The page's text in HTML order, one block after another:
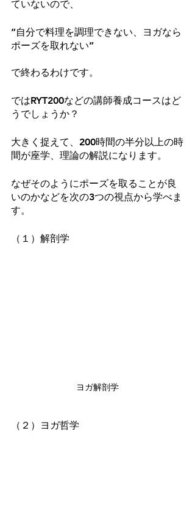
ていないので、
”自分で料理を調理できない、ヨガなら
ポーズを取れない”
で終わるわけです。
ではRYT200などの講師養成コースはど
うでしょうか？
大きく捉えて、200時間の半分以上の時
間が座学、理論の解説になります。
なぜそのようにポーズを取ることが良
いのかなどを次の3つの視点から学べま
す。
（１）解剖学
ヨガ解剖学
（２）ヨガ哲学